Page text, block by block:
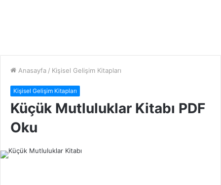
Anasayfa / Kişisel Gelişim Kitapları
Kişisel Gelişim Kitapları
Küçük Mutluluklar Kitabı PDF
Oku